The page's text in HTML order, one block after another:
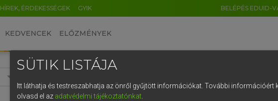
HÍREK, ÉRDEKESSÉGEK GYIK BELÉPÉS EDUID-
KEDVENCEK ELŐZMÉNYEK
SÜTIK LISTÁJA
Itt láthatja és testreszabhatja az önről gyűjtött információkat. További információért
olvasd el az adatvédelmi tájékoztatónkat.
EN HU DE CN FR ES IT NL